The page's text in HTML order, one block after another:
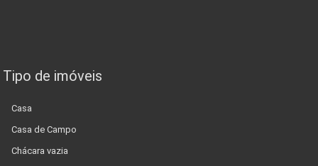
Tipo de imóveis
Casa
Casa de Campo
Chácara vazia